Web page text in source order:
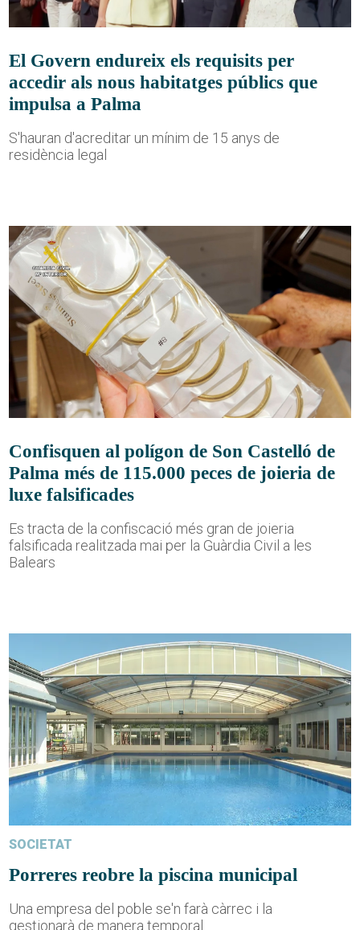
El Govern endureix els requisits per
accedir als nous habitatges públics que
impulsa a Palma
S'hauran d'acreditar un mínim de 15 anys de
residència legal
Confisquen al polígon de Son Castelló de
Palma més de 115.000 peces de joieria de
luxe falsificades
Es tracta de la confiscació més gran de joieria
falsificada realitzada mai per la Guàrdia Civil a les
Balears
SOCIETAT
Porreres reobre la piscina municipal
Una empresa del poble se'n farà càrrec i la
gestionarà de manera temporal